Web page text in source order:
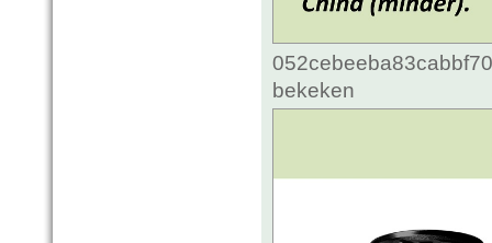
bekeken